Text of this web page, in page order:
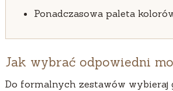
Ponadczasowa paleta
Jak wybrać odpowiedni
Do formalnych zestawów wybieraj